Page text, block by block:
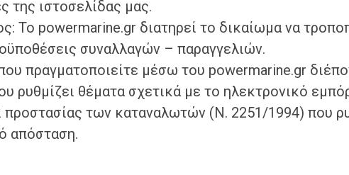
της ιστοσελίδας μας.
Το powermarine.gr διατηρεί το δικαίωμα να
συναλλαγών – παραγγελιών.
πραγματοποιείτε μέσω του powermarine.gr
ρυθμίζει θέματα σχετικά με το ηλεκτρονικό
των καταναλωτών (Ν. 2251/1994) που
απόσταση.